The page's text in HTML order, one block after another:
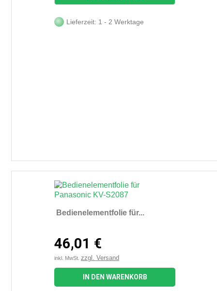
Lieferzeit: 1 - 2 Werktage
Bedienelementfolie für...
46,01 €
inkl. MwSt. zzgl. Versand
IN DEN WARENKORB